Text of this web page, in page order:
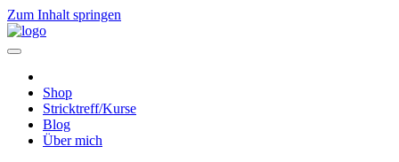
Zum Inhalt springen
Hauptnavigation
Shop
Stricktreff/Kurse
Blog
Über mich